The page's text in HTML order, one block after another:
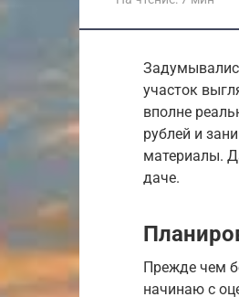
участок
вполне
рублей и
материалы.
даче.
Прежде чем
начинаю с